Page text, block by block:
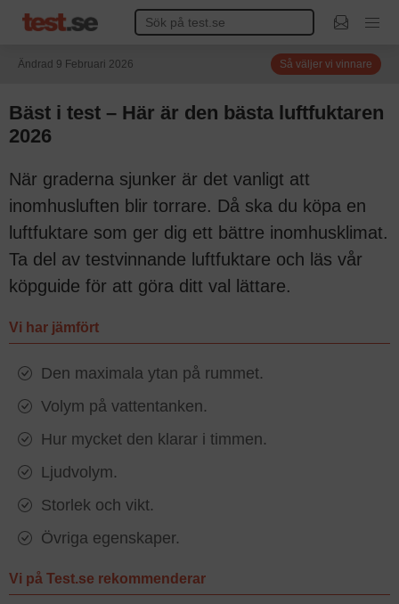
Ändrad 9 Februari 2026 Så väljer vi vinnare
Bäst i test – Här är den bästa luftfuktaren
2026
När graderna sjunker är det vanligt att
inomhusluften blir torrare. Då ska du köpa en
luftfuktare som ger dig ett bättre inomhusklimat.
Ta del av testvinnande luftfuktare och läs vår
köpguide för att göra ditt val lättare.
Vi har jämfört
Den maximala ytan på rummet.
Volym på vattentanken.
Hur mycket den klarar i timmen.
Ljudvolym.
Storlek och vikt.
Övriga egenskaper.
Vi på Test.se rekommenderar